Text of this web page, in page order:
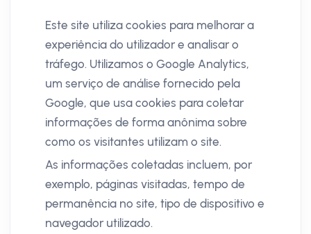
Este site utiliza cookies para melhorar a
experiência do utilizador e analisar o
tráfego. Utilizamos o Google Analytics,
um serviço de análise fornecido pela
Google, que usa cookies para coletar
informações de forma anônima sobre
como os visitantes utilizam o site.
As informações coletadas incluem, por
exemplo, páginas visitadas, tempo de
permanência no site, tipo de dispositivo e
navegador utilizado.